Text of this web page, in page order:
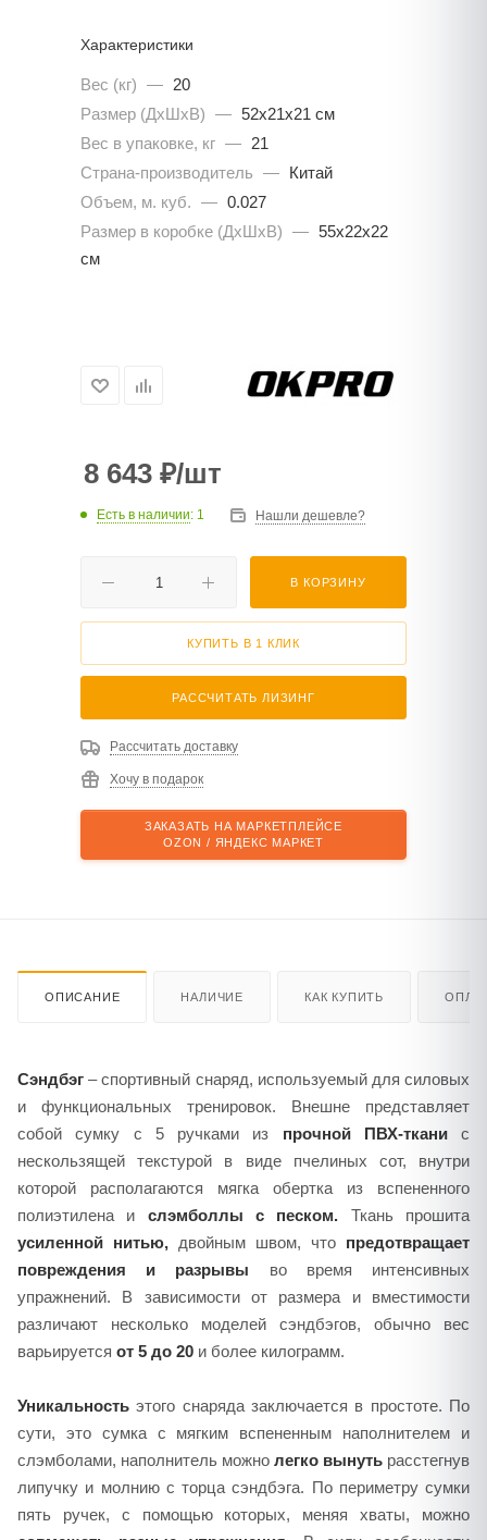
Характеристики
Вес (кг) — 20
Размер (ДхШхВ) — 52х21х21 см
Вес в упаковке, кг — 21
Страна-производитель — Китай
Объем, м. куб. — 0.027
Размер в коробке (ДхШхВ) — 55х22х22
см
8 643 ₽/шт
Есть в наличии: 1 Нашли дешевле?
В КОРЗИНУ
КУПИТЬ В 1 КЛИК
РАССЧИТАТЬ ЛИЗИНГ
Рассчитать доставку
Хочу в подарок
ЗАКАЗАТЬ НА МАРКЕТПЛЕЙСЕ
OZON / ЯНДЕКС МАРКЕТ
ОПИСАНИЕ НАЛИЧИЕ КАК КУПИТЬ
Сэндбэг – спортивный снаряд, используемый для силовых
и функциональных тренировок. Внешне представляет
собой сумку с 5 ручками из прочной ПВХ-ткани с
нескользящей текстурой в виде пчелиных сот, внутри
которой располагаются мягка обертка из вспененного
полиэтилена и слэмболлы с песком. Ткань прошита
усиленной нитью, двойным швом, что предотвращает
повреждения и разрывы во время интенсивных
упражнений. В зависимости от размера и вместимости
различают несколько моделей сэндбэгов, обычно вес
варьируется от 5 до 20 и более килограмм.
Уникальность этого снаряда заключается в простоте. По
сути, это сумка с мягким вспененным наполнителем и
слэмболами, наполнитель можно легко вынуть расстегнув
липучку и молнию с торца сэндбэга. По периметру сумки
пять ручек, с помощью которых, меняя хваты, можно